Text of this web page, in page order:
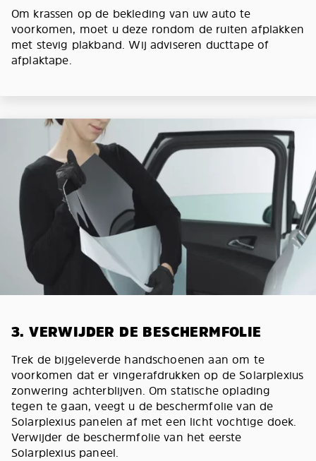
Om krassen op de bekleding van uw auto te
voorkomen, moet u deze rondom de ruiten afplakken
met stevig plakband. Wij adviseren ducttape of
afplaktape.
3. VERWIJDER DE BESCHERMFOLIE
Trek de bijgeleverde handschoenen aan om te
voorkomen dat er vingerafdrukken op de Solarplexius
zonwering achterblijven. Om statische oplading
tegen te gaan, veegt u de beschermfolie van de
Solarplexius panelen af met een licht vochtige doek.
Verwijder de beschermfolie van het eerste
Solarplexius paneel.